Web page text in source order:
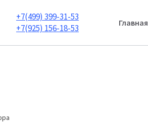
+7(499) 399-31-53
+7(925) 156-18-53
Главная